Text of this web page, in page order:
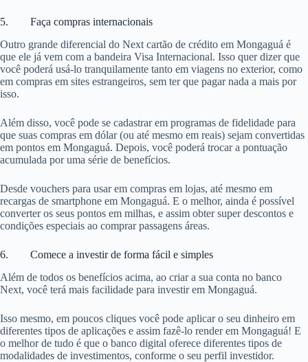
5. Faça compras internacionais
Outro grande diferencial do Next cartão de crédito em Mongaguá é
que ele já vem com a bandeira Visa Internacional. Isso quer dizer que
você poderá usá-lo tranquilamente tanto em viagens no exterior, como
em compras em sites estrangeiros, sem ter que pagar nada a mais por
isso.
Além disso, você pode se cadastrar em programas de fidelidade para
que suas compras em dólar (ou até mesmo em reais) sejam convertidas
em pontos em Mongaguá. Depois, você poderá trocar a pontuação
acumulada por uma série de benefícios.
Desde vouchers para usar em compras em lojas, até mesmo em
recargas de smartphone em Mongaguá. E o melhor, ainda é possível
converter os seus pontos em milhas, e assim obter super descontos e
condições especiais ao comprar passagens áreas.
6. Comece a investir de forma fácil e simples
Além de todos os benefícios acima, ao criar a sua conta no banco
Next, você terá mais facilidade para investir em Mongaguá.
Isso mesmo, em poucos cliques você pode aplicar o seu dinheiro em
diferentes tipos de aplicações e assim fazê-lo render em Mongaguá! E
o melhor de tudo é que o banco digital oferece diferentes tipos de
modalidades de investimentos, conforme o seu perfil investidor.